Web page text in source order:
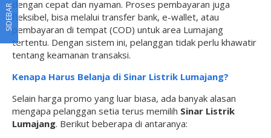
dengan cepat dan nyaman. Proses pembayaran juga
fleksibel, bisa melalui transfer bank, e-wallet, atau
pembayaran di tempat (COD) untuk area Lumajang
tertentu. Dengan sistem ini, pelanggan tidak perlu khawatir
tentang keamanan transaksi.
Kenapa Harus Belanja di Sinar Listrik Lumajang?
Selain harga promo yang luar biasa, ada banyak alasan
mengapa pelanggan setia terus memilih Sinar Listrik
Lumajang. Berikut beberapa di antaranya:
SIDEBAR